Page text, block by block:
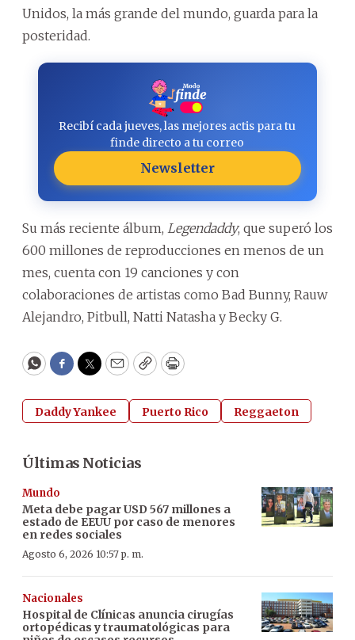
Unidos, la más grande del mundo, guarda para la
posteridad.
Recibí cada jueves, las mejores actis para tu
finde directo a tu correo
Newsletter
Su más reciente álbum, Legendaddy, que superó los
600 millones de reproducciones en menos de un
mes, cuenta con 19 canciones y con
colaboraciones de artistas como Bad Bunny, Rauw
Alejandro, Pitbull, Natti Natasha y Becky G.
WhatsApp
Facebook
Twitter
EmailCopyPrint
Daddy Yankee Puerto Rico Reggaeton
Últimas Noticias
Mundo
Meta debe pagar USD 567 millones a
estado de EEUU por caso de menores
en redes sociales
Agosto 6, 2026 10:57 p. m.
Nacionales
Hospital de Clínicas anuncia cirugías
ortopédicas y traumatológicas para